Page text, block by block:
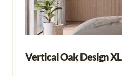
Vertical Oak Design XL